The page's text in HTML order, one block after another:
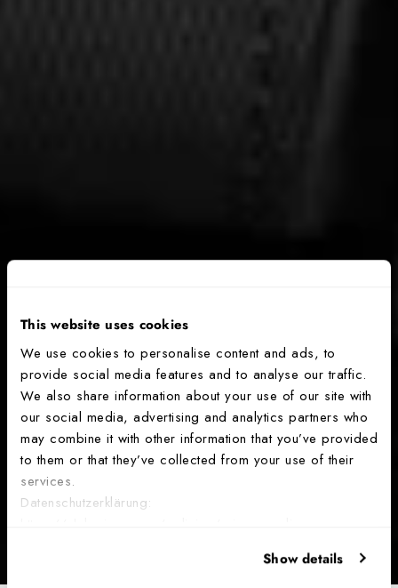
This website uses cookies
We use cookies to personalise content and ads, to
provide social media features and to analyse our traffic.
We also share information about your use of our site with
our social media, advertising and analytics partners who
may combine it with other information that you’ve provided
to them or that they’ve collected from your use of their
services.
Datenschutzerklärung:
Show details